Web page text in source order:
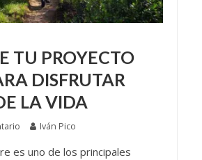
TU PROYECTO
DISFRUTAR
LA VIDA
Iván Pico
es uno de los principales